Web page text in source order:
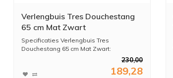
Verlengbuis Tres Douchestang
65 cm Mat Zwart
Specificaties Verlengbuis Tres
Douchestang 65 cm Mat Zwart:
230,00
189,28